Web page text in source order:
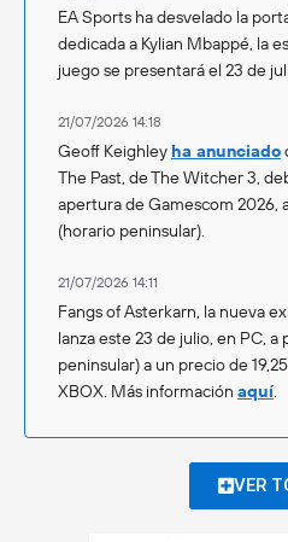
EA Sports ha desvelado la
dedicada a Kylian Mbappé, la
juego se presentará el 23 de
21/07/2026 14:18
Geoff Keighley ha anunciado
The Past, de The Witcher 3,
apertura de Gamescom 2026,
(horario peninsular).
21/07/2026 14:11
Fangs of Asterkarn, la nueva
lanza este 23 de julio, en PC,
peninsular) a un precio de
XBOX. Más información aquí.
VER